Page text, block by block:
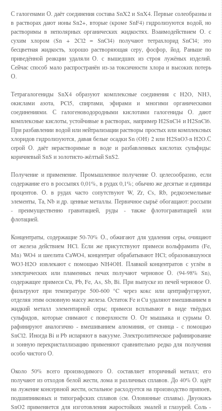
С галогенами О. даёт соединения состава SnX2 и SnX4. Первые солеобразны и
в растворах дают ионы Sn2+, вторые (кроме SnF4) гидролизуются водой, но
растворимы в неполярных органических жидкостях. Взаимодействием О. с
сухим хлором (Sn + 2Cl2 = SnCl4) получают тетрахлорид SnCl4; это
бесцветная жидкость, хорошо растворяющая серу, фосфор, йод. Раньше по
приведённой реакции удаляли О. с вышедших из строя лужёных изделий.
Сейчас способ мало распространён из-за токсичности хлора и высоких потерь
О.
Тетрагалогениды SnX4 образуют комплексные соединения с H2O, NH3,
окислами азота, PCl5, спиртами, эфирами и многими органическими
соединениями. С галогеноводородными кислотами галогениды О. дают
комплексные кислоты, устойчивые в растворах, например H2SnCl4 и H2SnCl6.
При разбавлении водой или нейтрализации растворы простых или комплексных
хлоридов гидролизуются, давая белые осадки Sn (OH) 2 или H2SnO3·n H2O.С
серой О. даёт нерастворимые в воде и разбавленных кислотах сульфиды:
коричневый SnS и золотисто-жёлтый SnS2.
Получение и применение. Промышленное получение О. целесообразно, если
содержание его в россыпях 0,01%, в рудах 0,1%; обычно же десятые и единицы
процентов. О. в рудах часто сопутствуют W, Zr, Cs, Rb, редкоземельные
элементы, Та, Nb и др. ценные металлы. Первичное сырьё обогащают: россыпи
- преимущественно гравитацией, руды - также флотогравитацией или
флотацией.
Концентраты, содержащие 50-70% О., обжигают для удаления серы, очищают
от железа действием HCl. Если же присутствуют примеси вольфрамита (Fe,
Mn) WO4 и шеелита CaWO4, концентрат обрабатывают HCl; образовавшуюся
WO3·H2O извлекают с помощью NH4OH. Плавкой концентратов с углём в
электрических или пламенных печах получают черновое О. (94-98% Sn),
содержащее примеси Cu, Pb, Fe, As, Sb, Bi. При выпуске из печей черновое О.
фильтруют при температуре 500-600 °C через кокс или центрифугируют,
отделяя этим основную массу железа. Остаток Fe и Cu удаляют вмешиванием в
жидкий металл элементарной серы; примеси всплывают в виде твёрдых
сульфидов, которые снимают с поверхности О. От мышьяка и сурьмы О.
рафинируют аналогично - вмешиванием алюминия, от свинца - с помощью
SnCl2. Иногда Bi и Pb испаряют в вакууме. Электролитическое рафинирование
и зонную перекристаллизацию применяют сравнительно редко для получения
особо чистого О.
Около 50% всего производимого О. составляет вторичный металл; его
получают из отходов белой жести, лома и различных сплавов. До 40% О. идёт
на лужение консервной жести, остальное расходуется на производство припоев,
подшипниковых и типографских сплавов (см. Оловянные сплавы). Двуокись
SnO2 применяется для изготовления жаростойких эмалей и глазурей. Соль -